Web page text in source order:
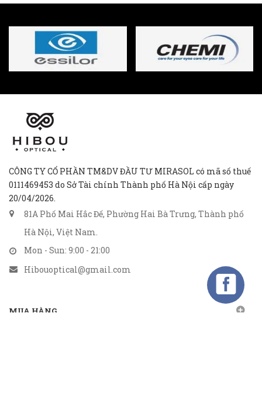
CÔNG TY CỔ PHẦN TM&DV ĐẦU TƯ MIRASOL có mã số thuế
0111469453 do Sở Tài chính Thành phố Hà Nội cấp ngày
20/04/2026.
81A Phố Mai Hắc Đế, Phường Hai Bà Trưng, Thành phố
Hà Nội, Việt Nam.
Mon - Sun: 9:00 - 21:00
Hibouoptical@gmail.com
MUA HÀNG